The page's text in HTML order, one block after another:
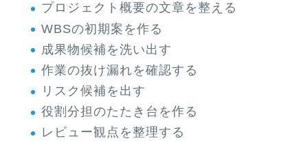
プロジェクト概要の文章を整える
WBSの初期案を作る
成果物候補を洗い出す
作業の抜け漏れを確認する
リスク候補を出す
役割分担のたたき台を作る
レビュー観点を整理する